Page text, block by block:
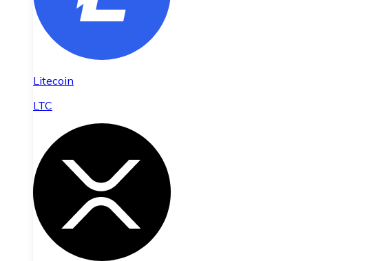
Litecoin
LTC